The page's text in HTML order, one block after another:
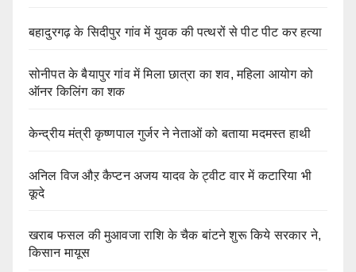
बहादुरगढ़ के सिदीपुर गांव में युवक की पत्थरों से पीट पीट कर हत्या
सोनीपत के बैयापुर गांव में मिला छात्रा का शव, महिला आयोग को
ऑनर किलिंग का शक
केन्द्रीय मंत्री कृष्णपाल गुर्जर ने नेताओं को बताया मदमस्त हाथी
अनिल विज औऱ कैप्टन अजय यादव के ट्वीट वार में कटारिया भी
कूदे
खराब फसल की मुआवजा राशि के चैक बांटने शुरू किये सरकार ने,
किसान मायूस